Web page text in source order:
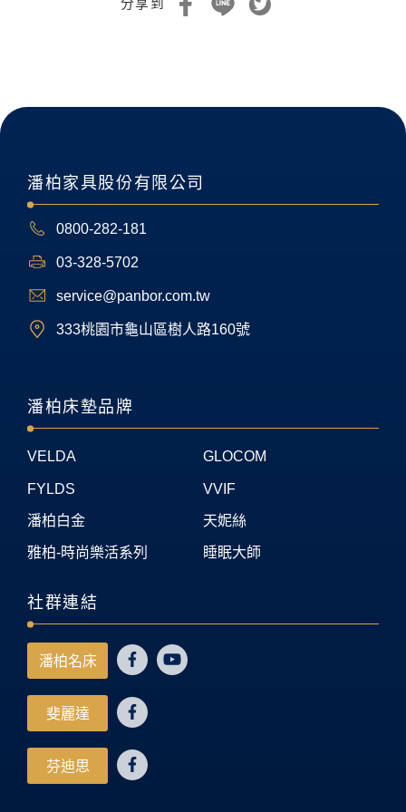
分享到
社群連結
潘柏名床
斐麗達
芬迪思
潘柏家具股份有限公司
0800-282-181
03-328-5702
service@panbor.com.tw
333桃園市龜山區樹人路160號
潘柏床墊品牌
VELDA
FYLDS
潘柏白金
雅柏-時尚樂活系列
GLOCOM
VVIF
天妮絲
睡眠大師